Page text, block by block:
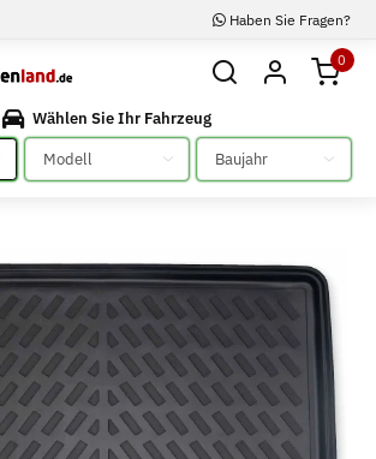
Haben Sie Fragen?
0
Wählen Sie Ihr Fahrzeug
Bitte auswählen Bitte auswählen